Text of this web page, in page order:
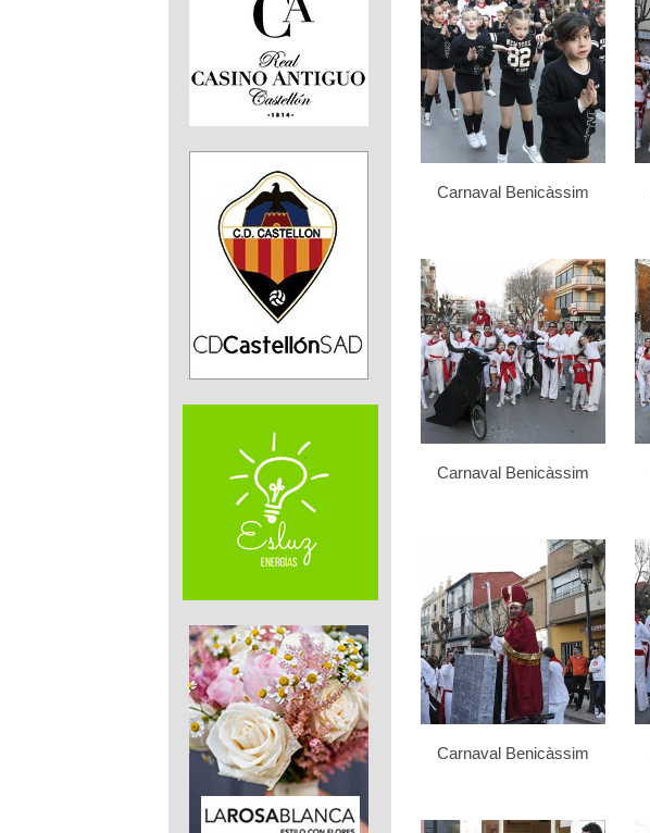
Carnaval Benicàssim
Carnaval Benicàssim
Carnaval Benicàssim